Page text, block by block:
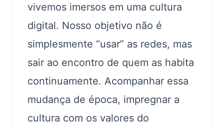
vivemos imersos em uma cultura
digital. Nosso objetivo não é
simplesmente “usar” as redes, mas
sair ao encontro de quem as habita
continuamente. Acompanhar essa
mudança de época, impregnar a
cultura com os valores do